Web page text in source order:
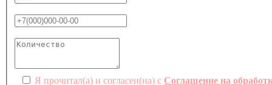
Я прочитал(а) и согласен(на) с Соглашение на